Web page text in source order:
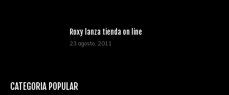
Roxy lanza tienda on line
23 agosto, 2011
CATEGORÍA POPULAR